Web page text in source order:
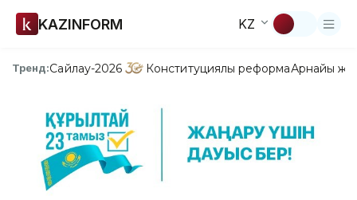
KAZINFORM KZ
Тренд:Сайлау-2026 Конституциялық реформаАрнайы